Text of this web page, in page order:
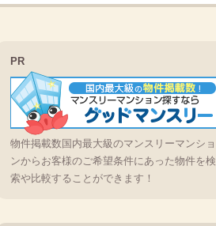
PR
物件掲載数国内最大級のマンスリーマンショ
ンからお客様のご希望条件にあった物件を検
索や比較することができます！